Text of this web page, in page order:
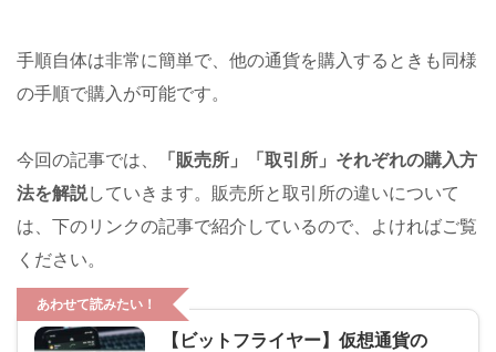
手順自体は非常に簡単で、他の通貨を購入するときも同様
の手順で購入が可能です。
今回の記事では、
「販売所」「取引所」それぞれの購入方
法を解説していきます。販売所と取引所の違いについて
は、下のリンクの記事で紹介しているので、よければご覧
ください。
あわせて読みたい！
【ビットフライヤー】仮想通貨の